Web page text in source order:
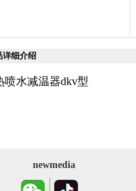
详细介绍
喷水减温器dkv型
newmedia